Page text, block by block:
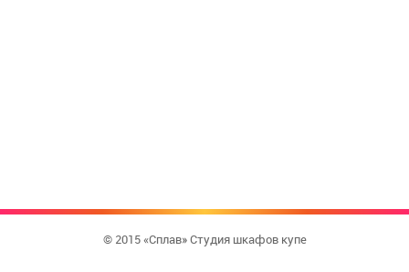
© 2015 «Сплав» Студия шкафов купе